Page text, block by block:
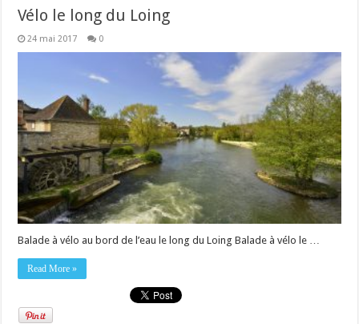
Vélo le long du Loing
24 mai 2017 0
Balade à vélo au bord de l’eau le long du Loing Balade à vélo le …
Read More »